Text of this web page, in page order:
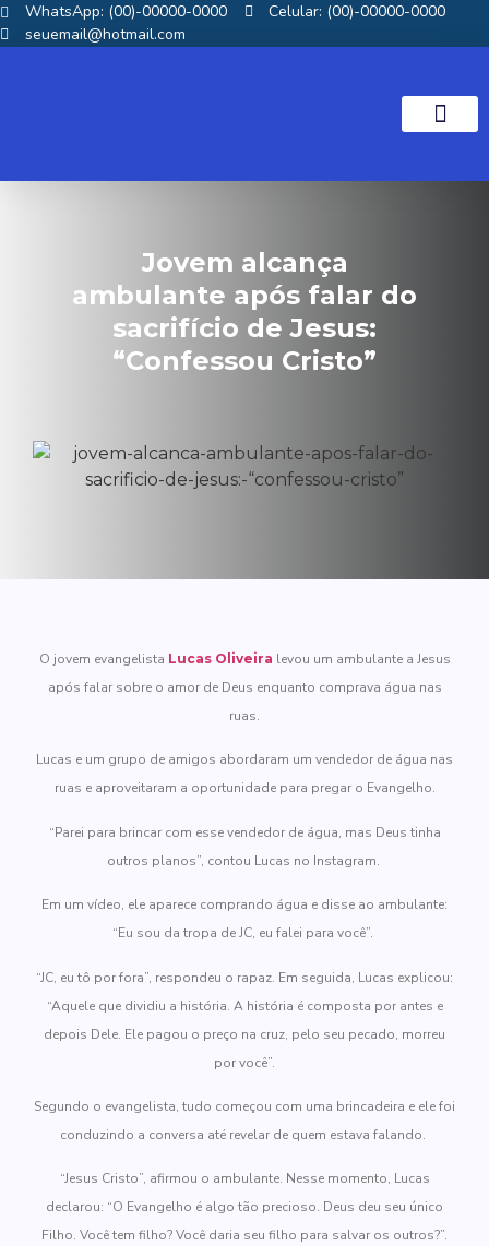
WhatsApp: (00)-00000-0000
Celular: (00)-00000-0000
seuemail@hotmail.com
Jovem alcança
ambulante após falar do
sacrifício de Jesus:
“Confessou Cristo”
O jovem evangelista Lucas Oliveira levou um ambulante a Jesus
após falar sobre o amor de Deus enquanto comprava água nas
ruas.
Lucas e um grupo de amigos abordaram um vendedor de água nas
ruas e aproveitaram a oportunidade para pregar o Evangelho.
“Parei para brincar com esse vendedor de água, mas Deus tinha
outros planos”, contou Lucas no Instagram.
Em um vídeo, ele aparece comprando água e disse ao ambulante:
“Eu sou da tropa de JC, eu falei para você”.
“JC, eu tô por fora”, respondeu o rapaz. Em seguida, Lucas explicou:
“Aquele que dividiu a história. A história é composta por antes e
depois Dele. Ele pagou o preço na cruz, pelo seu pecado, morreu
por você”.
Segundo o evangelista, tudo começou com uma brincadeira e ele foi
conduzindo a conversa até revelar de quem estava falando.
“Jesus Cristo”, afirmou o ambulante. Nesse momento, Lucas
declarou: “O Evangelho é algo tão precioso. Deus deu seu único
Filho. Você tem filho? Você daria seu filho para salvar os outros?”.